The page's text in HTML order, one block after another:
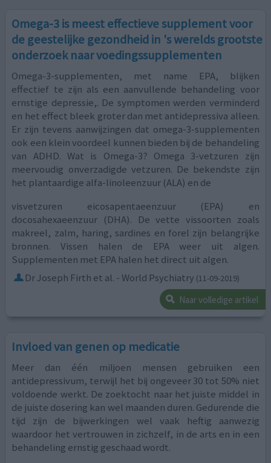
Omega-3 is meest effectieve supplement voor
de geestelijke gezondheid in 's werelds grootste
onderzoek naar voedingssupplementen
Omega-3-supplementen, met name EPA, blijken
effectief te zijn als een aanvullende behandeling voor
ernstige depressie,. De symptomen werden verminderd
en het effect bleek groter dan met antidepressiva alleen.
Er zijn tevens aanwijzingen dat omega-3-supplementen
ook een klein voordeel kunnen bieden bij de behandeling
van ADHD. Wat is Omega-3? Omega 3-vetzuren zijn
meervoudig onverzadigde vetzuren. De bekendste zijn
het plantaardige alfa-linoleenzuur (ALA) en de
visvetzuren eicosapentaeenzuur (EPA) en
docosahexaeenzuur (DHA). De vette vissoorten zoals
makreel, zalm, haring, sardines en forel zijn belangrijke
bronnen. Vissen halen de EPA weer uit algen.
Supplementen met EPA halen het direct uit algen.
Dr Joseph Firth et al. - World Psychiatry (11-09-2019)
Naar volledige artikel
Invloed van genen op medicatie
Meer dan één miljoen mensen gebruiken een
antidepressivum, terwijl het bij ongeveer 30 tot 50% niet
voldoende werkt. De zoektocht naar het juiste middel in
de juiste dosering kan wel maanden duren. Gedurende die
tijd zijn de bijwerkingen wel vaak heftig aanwezig
waardoor het vertrouwen in zichzelf, in de arts en in een
behandeling ernstig geschaad wordt.